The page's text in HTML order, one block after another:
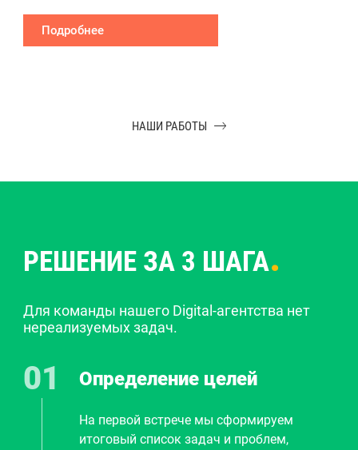
Подробнее
НАШИ РАБОТЫ
РЕШЕНИЕ ЗА 3 ШАГА.
Для команды нашего Digital-агентства нет
нереализуемых задач.
Определение целей
На первой встрече мы сформируем
итоговый список задач и проблем,